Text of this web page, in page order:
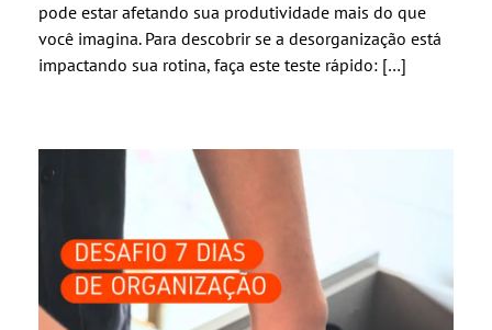
pode estar afetando sua produtividade mais do que
você imagina. Para descobrir se a desorganização está
impactando sua rotina, faça este teste rápido: […]